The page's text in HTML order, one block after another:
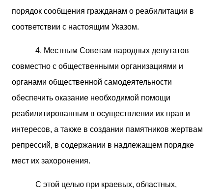
порядок сообщения гражданам о реабилитации в
соответствии с настоящим Указом.
4. Местным Советам народных депутатов
совместно с общественными организациями и
органами общественной самодеятельности
обеспечить оказание необходимой помощи
реабилитированным в осуществлении их прав и
интересов, а также в создании памятников жертвам
репрессий, в содержании в надлежащем порядке
мест их захоронения.
С этой целью при краевых, областных,